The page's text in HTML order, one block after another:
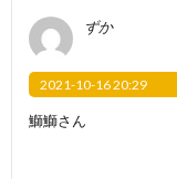
ずか
2021-10-16 20:29
鰤鰤さん